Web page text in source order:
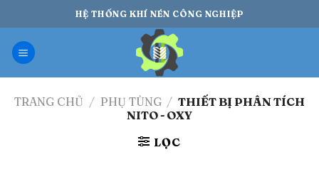
qua
nội
dung
HỆ THỐNG KHÍ NÉN CÔNG NGHIỆP
TRANG CHỦ / PHỤ TÙNG / THIẾT BỊ PHÂN TÍCH
NITO - OXY
LỌC